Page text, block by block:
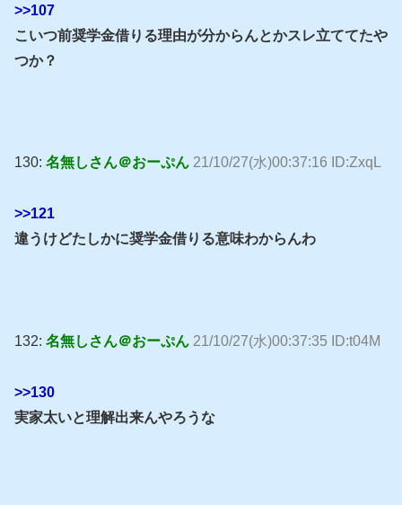
>>107
こいつ前奨学金借りる理由が分からんとかスレ立ててたや
つか？
130: 名無しさん＠おーぷん 21/10/27(水)00:37:16 ID:ZxqL
>>121
違うけどたしかに奨学金借りる意味わからんわ
132: 名無しさん＠おーぷん 21/10/27(水)00:37:35 ID:t04M
>>130
実家太いと理解出来んやろうな